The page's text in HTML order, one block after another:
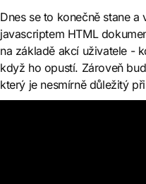
Dnes se to konečně stane a
javascriptem HTML
na základě akcí uživatele -
když ho opustí. Zároveň
který je nesmírně důležitý